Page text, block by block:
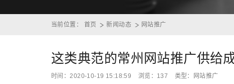
当前位置： 首页 新闻动态 网站推广
这类典范的常州网站推广供给
时间：2020-10-19 15:18:59 浏览： 137 类型：网站推广